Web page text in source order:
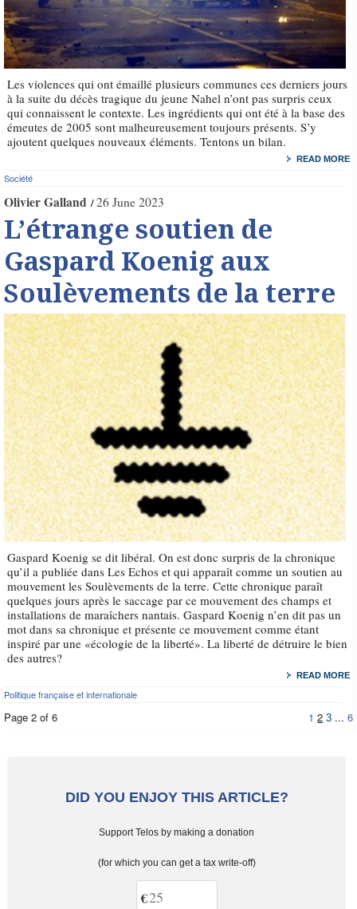
Les violences qui ont émaillé plusieurs communes ces derniers jours
à la suite du décès tragique du jeune Nahel n’ont pas surpris ceux
qui connaissent le contexte. Les ingrédients qui ont été à la base des
émeutes de 2005 sont malheureusement toujours présents. S’y
ajoutent quelques nouveaux éléments. Tentons un bilan.
READ MORE
Société
Olivier Galland 26 June 2023
L’étrange soutien de
Gaspard Koenig aux
Soulèvements de la terre
Gaspard Koenig se dit libéral. On est donc surpris de la chronique
qu’il a publiée dans Les Echos et qui apparaît comme un soutien au
mouvement les Soulèvements de la terre. Cette chronique paraît
quelques jours après le saccage par ce mouvement des champs et
installations de maraîchers nantais. Gaspard Koenig n’en dit pas un
mot dans sa chronique et présente ce mouvement comme étant
inspiré par une «écologie de la liberté». La liberté de détruire le bien
des autres?
READ MORE
Politique française et internationale
Page 2 of 6 12 3 ...6
DID YOU ENJOY THIS ARTICLE?
Support Telos by making a donation
(for which you can get a tax write-off)
€